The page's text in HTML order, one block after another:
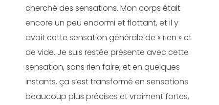
cherché des sensations. Mon corps était
encore un peu endormi et flottant, et il y
avait cette sensation générale de « rien » et
de vide. Je suis restée présente avec cette
sensation, sans rien faire, et en quelques
instants, ça s’est transformé en sensations
beaucoup plus précises et vraiment fortes,